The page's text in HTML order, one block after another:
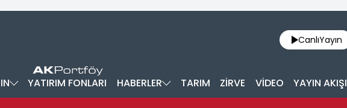
CanlıYayın
YATIRIM FONLARI HABERLER TARIM ZİRVE VİDEO YAYIN AKIŞI